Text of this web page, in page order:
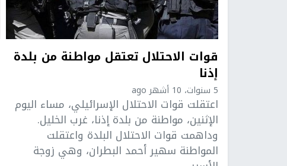
قوات الاحتلال تعتقل مواطنة من بلدة
إذنا
5 سنوات، 10 أشهر ago
اعتقلت قوات الاحتلال الإسرائيلي، مساء اليوم
الإثنين، مواطنة من بلدة إذنا، غرب الخليل.
وداهمت قوات الاحتلال البلدة واعتقلت
المواطنة سهير أحمد البطران، وهي زوجة